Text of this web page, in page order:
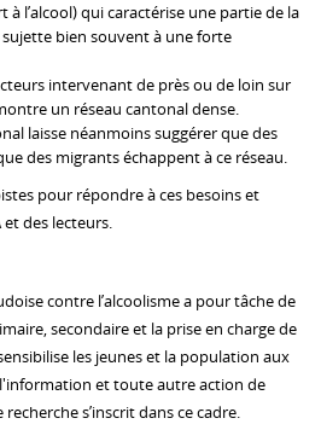
l’alcool) qui caractérise une partie de la
bien souvent à une forte
intervenant de près ou de loin sur
un réseau cantonal dense.
laisse néanmoins suggérer que des
des migrants échappent à ce réseau.
pour répondre à ces besoins et
des lecteurs.
contre l’alcoolisme a pour tâche de
secondaire et la prise en charge de
les jeunes et la population aux
et toute autre action de
s’inscrit dans ce cadre.